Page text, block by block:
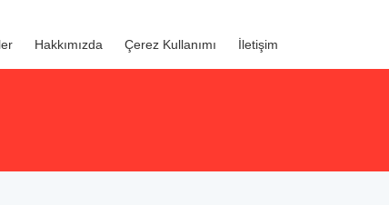
Hakkımızda Çerez Kullanımı İletişim